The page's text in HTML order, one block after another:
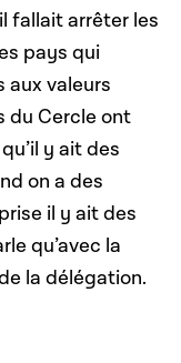
fallait arrêter les
pays qui
valeurs
du Cercle ont
y ait des
on a des
il y ait des
qu’avec la
la délégation.